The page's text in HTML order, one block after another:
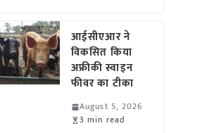
आईसीएआर ने
विकसित किया
अफ्रीकी स्वाइन
फीवर का टीका
August 5, 2026
3 min read